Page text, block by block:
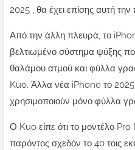
2025 , θα έχει επίσης αυτή
Από την άλλη πλευρά, το
βελτιωμένο σύστημα ψύξης
θαλάμου ατμού και φύλλα
Kuo. Άλλα νέα iPhone το
χρησιμοποιούν μόνο φύλλα
Ο Kuo είπε ότι το μοντέλο
παρόντος σχεδόν το 40 τοις